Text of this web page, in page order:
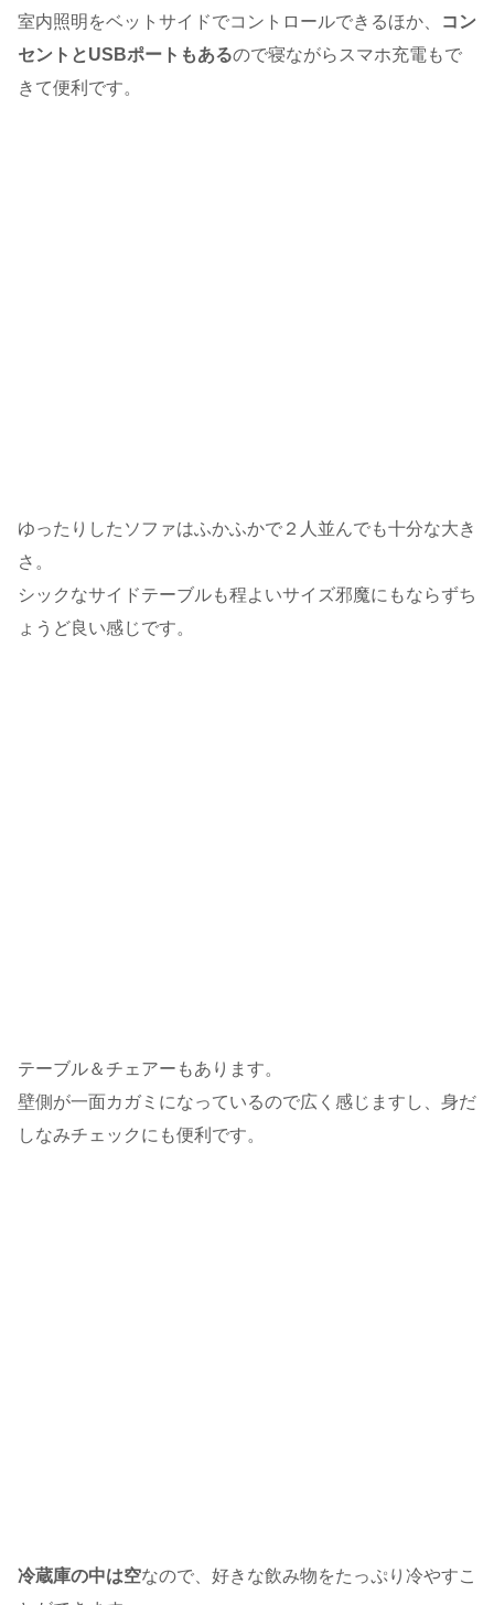
室内照明をベットサイドでコントロールできるほか、
コン
セントとUSBポートもあるので寝ながらスマホ充電もで
きて便利です。
ゆったりしたソファはふかふかで２人並んでも十分な大き
さ。
シックなサイドテーブルも程よいサイズ邪魔にもならずち
ょうど良い感じです。
テーブル＆チェアーもあります。
壁側が一面カガミになっているので広く感じますし、身だ
しなみチェックにも便利です。
冷蔵庫の中は空なので、好きな飲み物をたっぷり冷やすこ